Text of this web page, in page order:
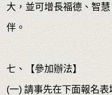
大，並可增長福德、智
伴。
七、【參加辦法】
(一) 請事先在下面報名